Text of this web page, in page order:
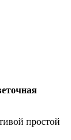
простой